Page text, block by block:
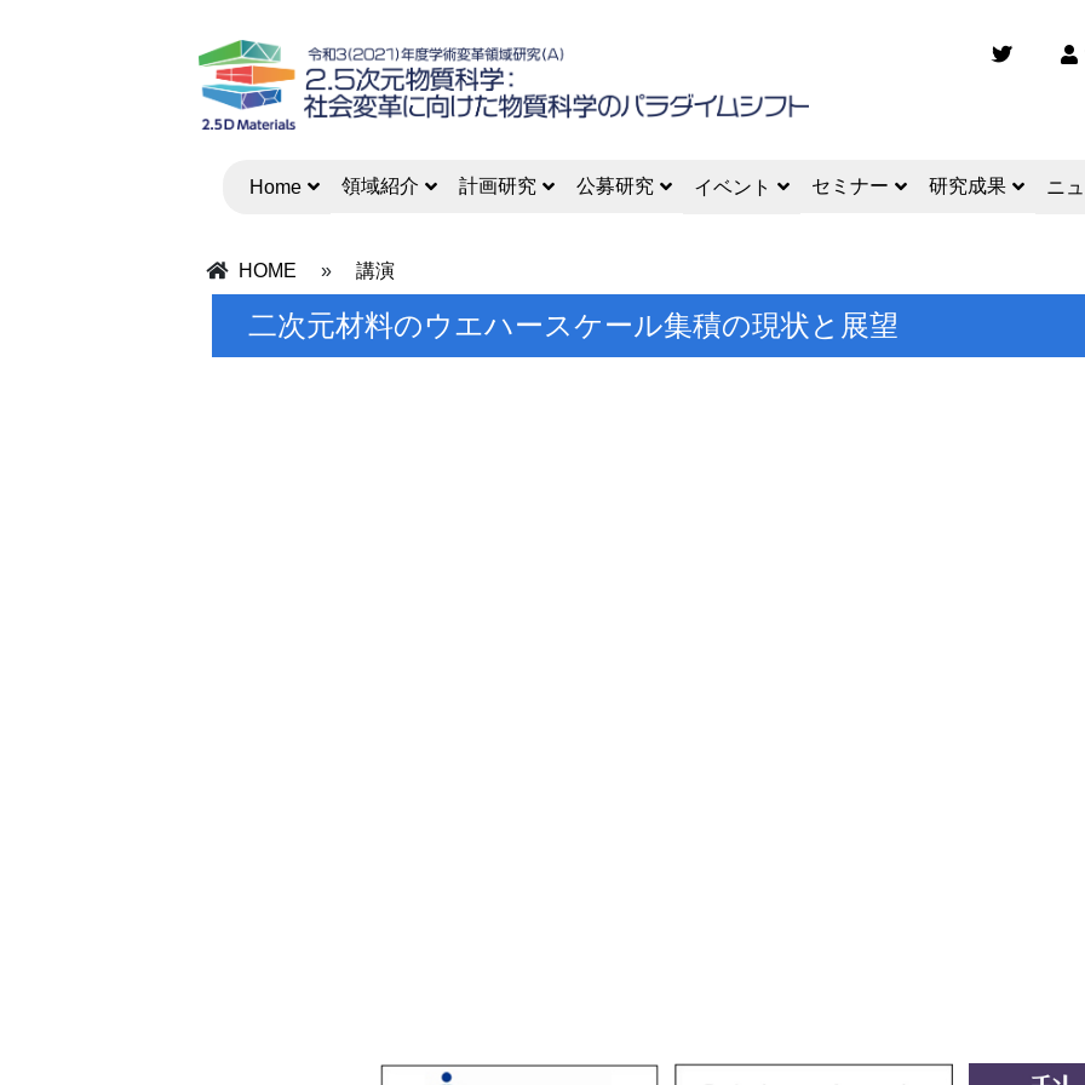
Home 領域紹介 計画研究 公募研究 イベント セミナー 研究成果 ニ
HOME » 講演
二次元材料のウエハースケール集積の現状と展望